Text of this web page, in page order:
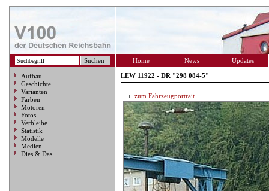
Home News Updates
Aufbau
Geschichte
Varianten
Farben
Motoren
Fotos
Verbleibe
Statistik
Modelle
Medien
Dies & Das
LEW 11922 - DR "298 084-5"
zum Fahrzeugportrait